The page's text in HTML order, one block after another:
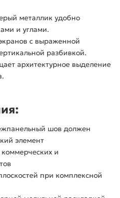
металлик удобно
и углами.
с выраженной
разбивкой.
архитектурное выделение
шов должен
элемент
и
при комплексной